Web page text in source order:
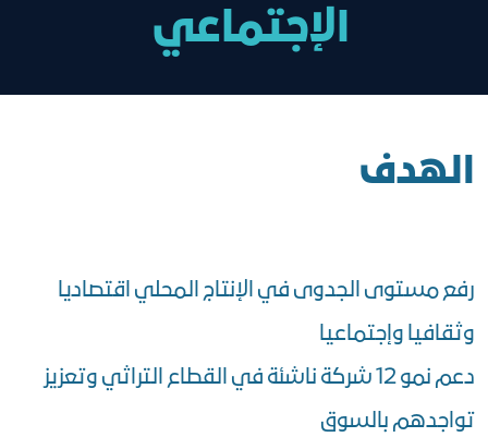
الإجتماعي
الهدف
رفع مستوى الجدوى في الإنتاج المحلي اقتصاديا
وثقافيا وإجتماعيا
دعم نمو 12 شركة ناشئة في القطاع التراثي وتعزيز
تواجدهم بالسوق